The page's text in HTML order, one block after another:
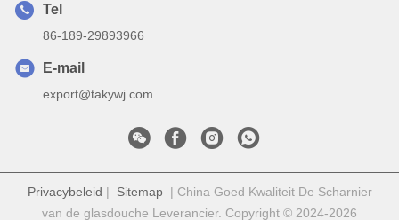
Tel
86-189-29893966
E-mail
export@takywj.com
Privacybeleid | Sitemap| China Goed Kwaliteit De Scharnier
van de glasdouche Leverancier. Copyright © 2024-2026